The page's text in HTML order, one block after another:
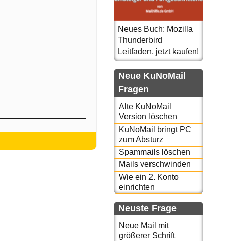
Neues Buch: Mozilla
Thunderbird
Leitfaden, jetzt kaufen!
Neue KuNoMail
Fragen
Alte KuNoMail
Version löschen
KuNoMail bringt PC
zum Absturz
Spammails löschen
Mails verschwinden
Wie ein 2. Konto
einrichten
Neuste Frage
Neue Mail mit
größerer Schrift